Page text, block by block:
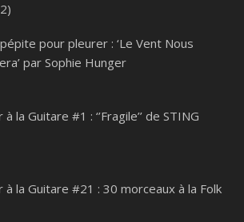
pour pleurer : ‘Le Vent Nous
par Sophie Hunger
à la Guitare #1 : ‘’Fragile’’ de STING
à la Guitare #21 : 30 morceaux à la Folk